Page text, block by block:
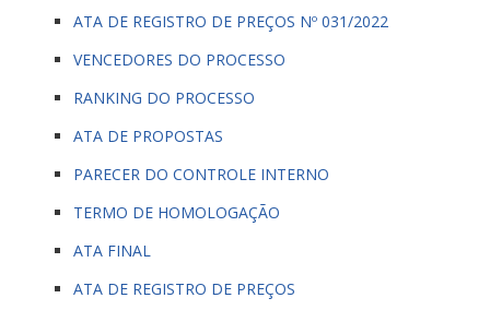
ATA DE REGISTRO DE PREÇOS Nº 031/2022
VENCEDORES DO PROCESSO
RANKING DO PROCESSO
ATA DE PROPOSTAS
PARECER DO CONTROLE INTERNO
TERMO DE HOMOLOGAÇÃO
ATA FINAL
ATA DE REGISTRO DE PREÇOS